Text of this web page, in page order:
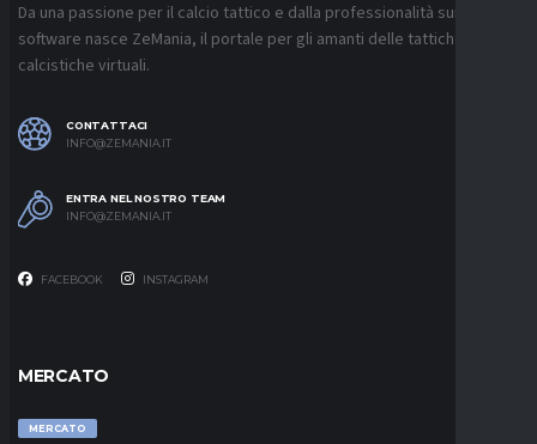
Da una passione per il calcio tattico e dalla professionalità sui
software nasce ZeMania, il portale per gli amanti delle tattiche
calcistiche virtuali.
CONTATTACI
INFO@ZEMANIA.IT
ENTRA NEL NOSTRO TEAM
INFO@ZEMANIA.IT
FACEBOOK INSTAGRAM
MERCATO
MERCATO